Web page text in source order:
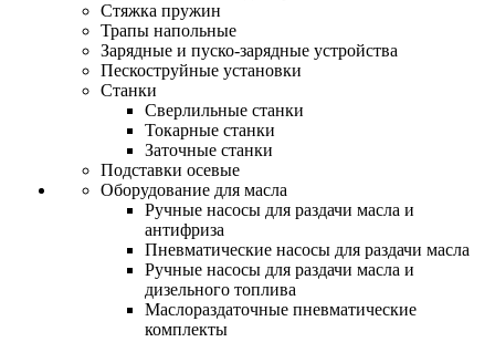
Стяжка пружин
Трапы напольные
Зарядные и пуско-зарядные устройства
Пескоструйные установки
Станки
Сверлильные станки
Токарные станки
Заточные станки
Подставки осевые
Оборудование для масла
Ручные насосы для раздачи масла и
антифриза
Пневматические насосы для раздачи масла
Ручные насосы для раздачи масла и
дизельного топлива
Маслораздаточные пневматические
комплекты